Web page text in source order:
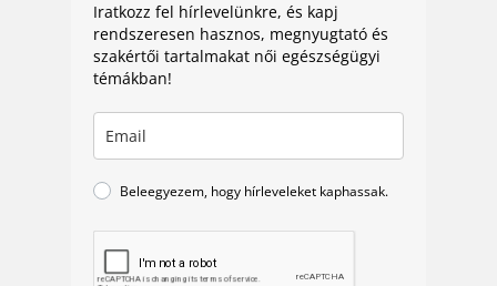
Iratkozz fel hírlevelünkre, és kapj
rendszeresen hasznos, megnyugtató és
szakértői tartalmakat női egészségügyi
témákban!
Beleegyezem, hogy hírleveleket kaphassak.